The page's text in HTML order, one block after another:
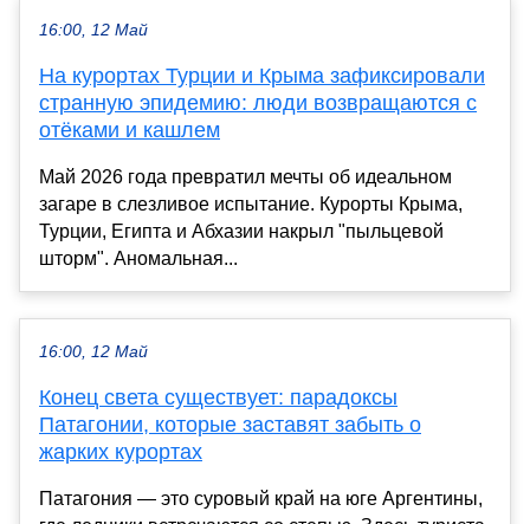
16:00, 12 Май
На курортах Турции и Крыма зафиксировали
странную эпидемию: люди возвращаются с
отёками и кашлем
Май 2026 года превратил мечты об идеальном
загаре в слезливое испытание. Курорты Крыма,
Турции, Египта и Абхазии накрыл "пыльцевой
шторм". Аномальная...
16:00, 12 Май
Конец света существует: парадоксы
Патагонии, которые заставят забыть о
жарких курортах
Патагония — это суровый край на юге Аргентины,